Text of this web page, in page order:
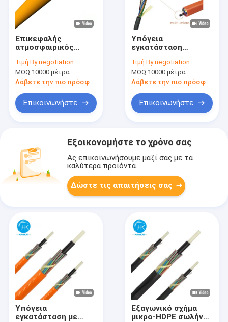
Επικεφαλής
ατμοσφαιρικός
Τιμή:By negotiation
MOQ:10000 μέτρα
Λάβετε την πιο πρόσφατη τιμή
Επικοινωνήστε
Υπόγεια
εγκατάσταση
ινών μικροπυρηνικού
πυρήνα
Τιμή:By negotiation
MOQ:10000 μέτρα
Λάβετε την πιο πρόσφατη τιμή
Επικοινωνήστε
Εξοικονομήστε το χρόνο σας
Ας επικοινωνήσουμε μαζί σας με τα
καλύτερα προϊόντα.
Δώστε τις απαιτήσεις σας
Υπόγεια
εγκατάσταση με
Εξαγωνικό σχήμα
μικρο-HDPE σωλήνα